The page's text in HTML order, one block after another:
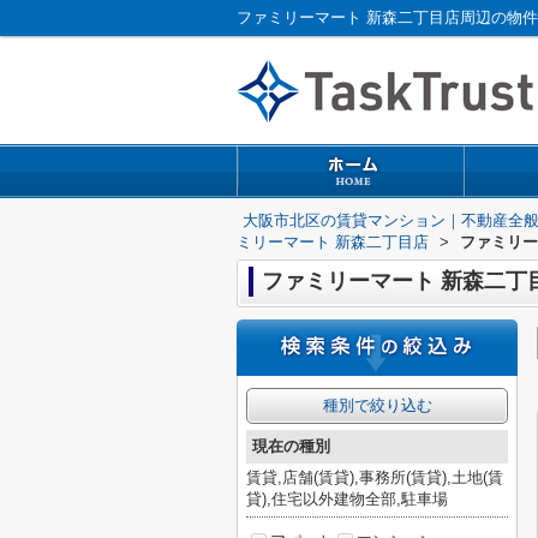
大阪市北区の賃貸マンション｜不動産全
ミリーマート 新森二丁目店 > ファミリ
ファミリーマート 新森二丁
種別で絞り込む
現在の種別
賃貸,店舗(賃貸),事務所(賃貸),土地(賃
貸),住宅以外建物全部,駐車場